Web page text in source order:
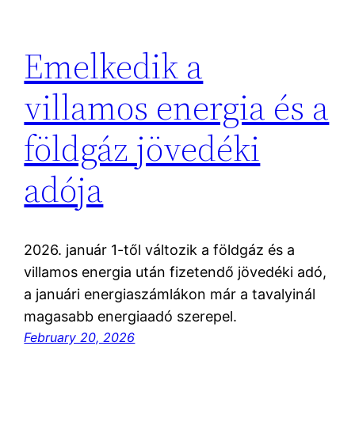
Emelkedik a
villamos energia és a
földgáz jövedéki
adója
2026. január 1-től változik a földgáz és a
villamos energia után fizetendő jövedéki adó,
a januári energiaszámlákon már a tavalyinál
magasabb energiaadó szerepel.
February 20, 2026